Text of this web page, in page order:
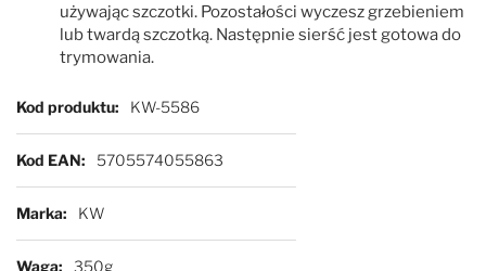
używając szczotki. Pozostałości wyczesz grzebieniem
lub twardą szczotką. Następnie sierść jest gotowa do
trymowania.
Więcej informacji
Kod produktu KW-5586
Kod EAN 5705574055863
Marka KW
Waga 350g